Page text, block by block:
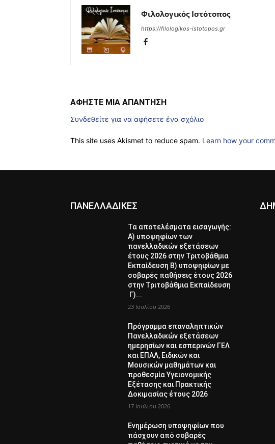
Φιλολογικός Ιστότοπος
https://filologikos-istotopos.gr
ΑΦΗΣΤΕ ΜΙΑ ΑΠΑΝΤΗΣΗ
Συνδεθείτε για να αφήσετε ένα σχόλιο
This site uses Akismet to reduce spam. Learn how your
ΠΑΝΕΛΛΑΔΙΚΕΣ
Τα αποτελέσματα εισαγωγής:
Α) υποψηφίων των
πανελλαδικών εξετάσεων
έτους 2026 στην Τριτοβάθμια
Εκπαίδευση Β) υποψηφίων με
σοβαρές παθήσεις έτους 2026
στην Τριτοβάθμια Εκπαίδευση
Γ)...
23 Ιουλίου 2026
Πρόγραμμα επαναληπτικών
Πανελλαδικών εξετάσεων
ημερησίων και εσπερινών ΓΕΛ
και ΕΠΑΛ, Ειδικών και
Μουσικών μαθημάτων και
προθεσμία Υγειονομικής
Εξέτασης και Πρακτικής
Δοκιμασίας έτους 2026
17 Ιουλίου 2026
Ενημέρωση υποψηφίων που
πάσχουν από σοβαρές